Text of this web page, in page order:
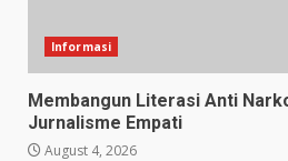
Informasi
Membangun Literasi Anti
Jurnalisme Empati
August 4, 2026